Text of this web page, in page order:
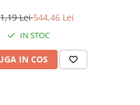
Lei544,46 Lei
IN STOC
IN COS